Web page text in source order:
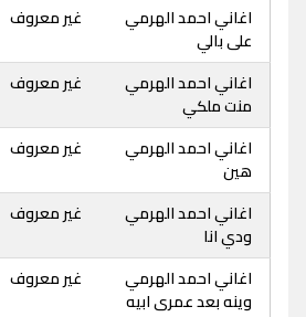
اغاني احمد الهرمي
على بالي
غير معروف
اغاني احمد الهرمي
منت ملكي
غير معروف
اغاني احمد الهرمي
هين
غير معروف
اغاني احمد الهرمي
ودي انا
غير معروف
اغاني احمد الهرمي
وينه بعد عمرى ابيه
غير معروف